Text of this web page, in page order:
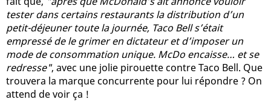
tester dans certains restaurants la distribution d’un
petit-déjeuner toute la journée, Taco Bell s’était
empressé de le grimer en dictateur et d’imposer un
mode de consommation unique. McDo encaisse… et se
redresse", avec une jolie pirouette contre Taco Bell. Que
trouvera la marque concurrente pour lui répondre ? On
attend de voir ça !